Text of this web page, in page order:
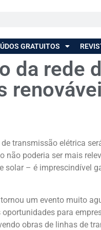
GRATUITOS
da rede
transmissão elétrica
poderia ser mais
– é imprescindível
um evento muito
para
obras de linhas de